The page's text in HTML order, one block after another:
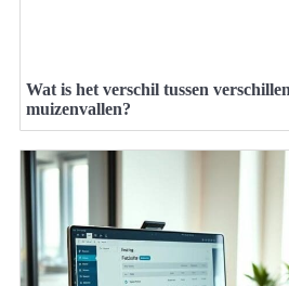
Wat is het verschil tussen
muizenvallen?